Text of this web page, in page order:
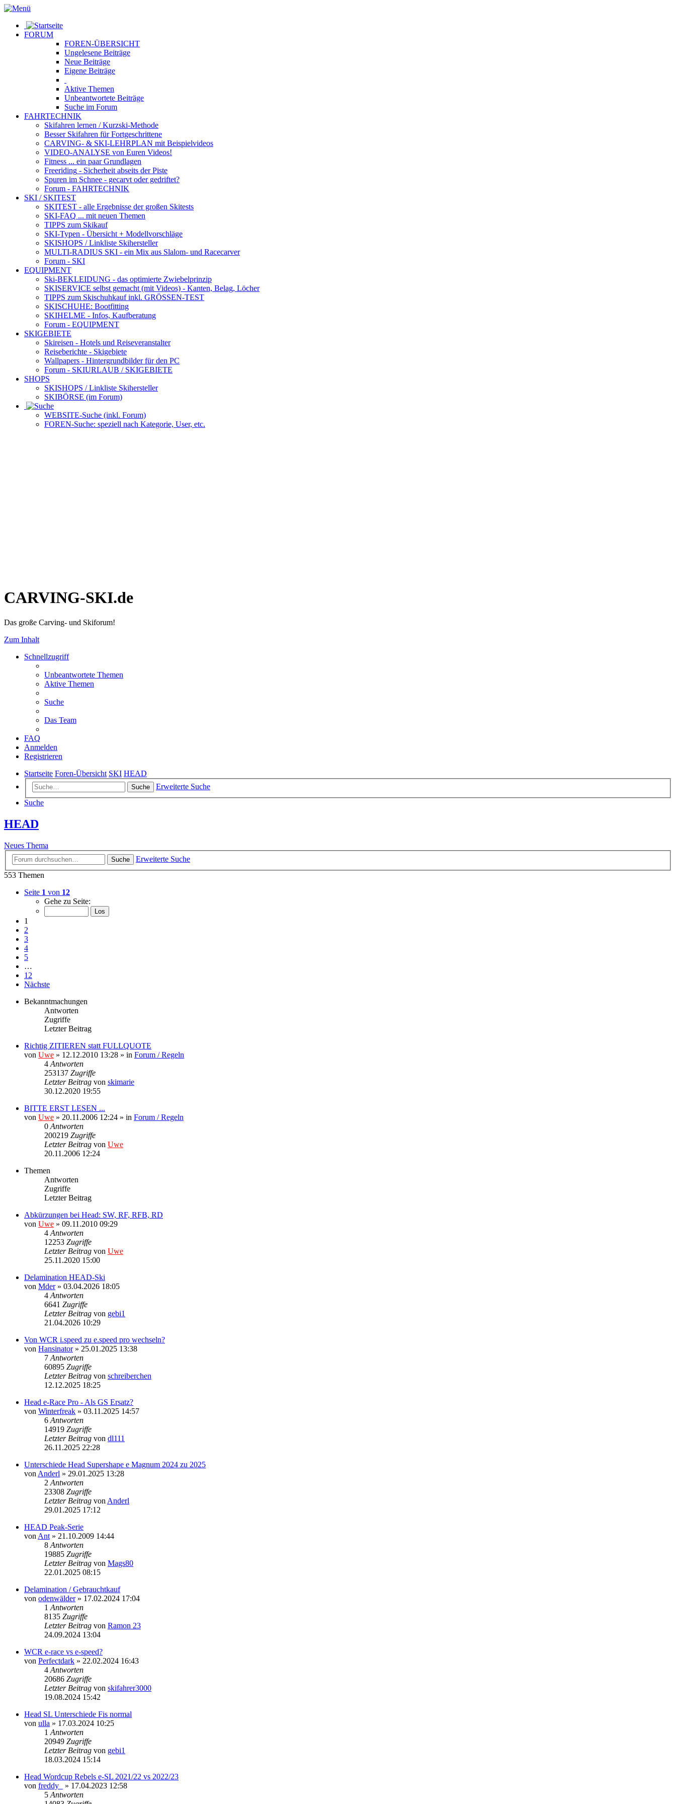
FORUM
FOREN-ÜBERSICHT
Ungelesene Beiträge
Neue Beiträge
Eigene Beiträge
Aktive Themen
Unbeantwortete Beiträge
Suche im Forum
FAHRTECHNIK
Skifahren lernen / Kurzski-Methode
Besser Skifahren für Fortgeschrittene
CARVING- & SKI-LEHRPLAN mit Beispielvideos
VIDEO-ANALYSE von Euren Videos!
Fitness ... ein paar Grundlagen
Freeriding - Sicherheit abseits der Piste
Spuren im Schnee - gecarvt oder gedriftet?
Forum - FAHRTECHNIK
SKI / SKITEST
SKITEST - alle Ergebnisse der großen Skitests
SKI-FAQ ... mit neuen Themen
TIPPS zum Skikauf
SKI-Typen - Übersicht + Modellvorschläge
SKISHOPS / Linkliste Skihersteller
MULTI-RADIUS SKI - ein Mix aus Slalom- und Racecarver
Forum - SKI
EQUIPMENT
Ski-BEKLEIDUNG - das optimierte Zwiebelprinzip
SKISERVICE selbst gemacht (mit Videos) - Kanten, Belag, Löcher
TIPPS zum Skischuhkaufinkl. GRÖSSEN-TEST
SKISCHUHE: Bootfitting
SKIHELME - Infos, Kaufberatung
Forum - EQUIPMENT
SKIGEBIETE
Skireisen - Hotels und Reiseveranstalter
Reiseberichte - Skigebiete
Wallpapers - Hintergrundbilder für den PC
Forum - SKIURLAUB / SKIGEBIETE
SHOPS
SKISHOPS / Linkliste Skihersteller
SKIBÖRSE (im Forum)
WEBSITE-Suche (inkl. Forum)
FOREN-Suche: speziell nach Kategorie, User, etc.
CARVING-SKI.de
Das große Carving- und Skiforum!
Zum Inhalt
Schnellzugriff
Unbeantwortete Themen
Aktive Themen
Suche
Das Team
FAQ
Anmelden
Registrieren
Startseite Foren-Übersicht SKI HEAD
Suche
Erweiterte Suche
Suche
HEAD
Neues Thema
Suche
Erweiterte Suche
553 Themen
Seite 1 von 12
Gehe zu Seite:
1
2
3
4
5
…
12
Nächste
Bekanntmachungen
Antworten
Zugriffe
Letzter Beitrag
Richtig ZITIEREN statt FULLQUOTE
von Uwe » 12.12.2010 13:28 » in Forum / Regeln
4 Antworten
253137 Zugriffe
Letzter Beitrag von skimarie
30.12.2020 19:55
BITTE ERST LESEN ...
von Uwe » 20.11.2006 12:24 » in Forum / Regeln
0 Antworten
200219 Zugriffe
Letzter Beitrag von Uwe
20.11.2006 12:24
Themen
Antworten
Zugriffe
Letzter Beitrag
Abkürzungen bei Head: SW, RF, RFB, RD
von Uwe » 09.11.2010 09:29
4 Antworten
12253 Zugriffe
Letzter Beitrag von Uwe
25.11.2020 15:00
Delamination HEAD-Ski
von Mder» 03.04.2026 18:05
4 Antworten
6641 Zugriffe
Letzter Beitrag von gebi1
21.04.2026 10:29
Von WCR i.speed zu e.speed pro wechseln?
von Hansinator» 25.01.2025 13:38
7 Antworten
60895 Zugriffe
Letzter Beitrag von schreiberchen
12.12.2025 18:25
Head e-Race Pro - Als GS Ersatz?
von Winterfreak » 03.11.2025 14:57
6 Antworten
14919 Zugriffe
Letzter Beitrag von dl111
26.11.2025 22:28
Unterschiede Head Supershape e Magnum 2024 zu 2025
von Anderl » 29.01.2025 13:28
2 Antworten
23308 Zugriffe
Letzter Beitrag von Anderl
29.01.2025 17:12
HEAD Peak-Serie
von Ant » 21.10.2009 14:44
8 Antworten
19885 Zugriffe
Letzter Beitrag von Mags80
22.01.2025 08:15
Delamination / Gebrauchtkauf
von odenwälder» 17.02.2024 17:04
1 Antworten
8135 Zugriffe
Letzter Beitrag von Ramon 23
24.09.2024 13:04
WCR e-race vs e-speed?
von Perfectdark » 22.02.2024 16:43
4 Antworten
20686 Zugriffe
Letzter Beitrag von skifahrer3000
19.08.2024 15:42
Head SL Unterschiede Fis normal
von ulla » 17.03.2024 10:25
1 Antworten
20949 Zugriffe
Letzter Beitrag von gebi1
18.03.2024 15:14
Head Wordcup Rebels e-SL 2021/22 vs 2022/23
von freddy_
» 17.04.2023 12:58
5 Antworten